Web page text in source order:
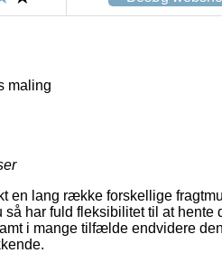
maling
lang række forskellige
har fuld fleksibilitet til at hente
i mange tilfælde endvidere